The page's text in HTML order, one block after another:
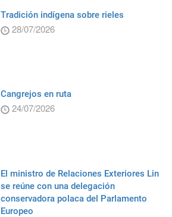
Tradición indígena sobre rieles
28/07/2026
Cangrejos en ruta
24/07/2026
El ministro de Relaciones Exteriores Lin
se reúne con una delegación
conservadora polaca del Parlamento
Europeo